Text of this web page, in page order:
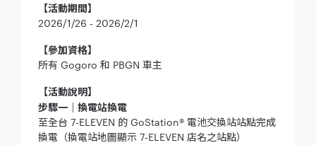
【活動期間】
2026/1/26 - 2026/2/1
【參加資格】
所有 Gogoro 和 PBGN 車主
【活動說明】
步驟一｜換電站換電
至全台 7-ELEVEN 的 GoStation® 電池交換站站點完成
換電（換電站地圖顯示 7-ELEVEN 店名之站點）